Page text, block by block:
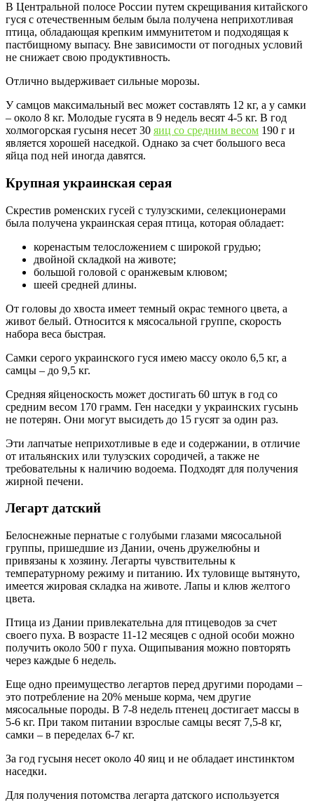
В Центральной полосе России путем скрещивания китайского
гуся с отечественным белым была получена неприхотливая
птица, обладающая крепким иммунитетом и подходящая к
пастбищному выпасу. Вне зависимости от погодных условий
не снижает свою продуктивность.
Отлично выдерживает сильные морозы.
У самцов максимальный вес может составлять 12 кг, а у самки
– около 8 кг. Молодые гусята в 9 недель весят 4-5 кг. В год
холмогорская гусыня несет 30 яиц со средним весом 190 г и
является хорошей наседкой. Однако за счет большого веса
яйца под ней иногда давятся.
Крупная украинская серая
Скрестив роменских гусей с тулузскими, селекционерами
была получена украинская серая птица, которая обладает:
коренастым телосложением с широкой грудью;
двойной складкой на животе;
большой головой с оранжевым клювом;
шеей средней длины.
От головы до хвоста имеет темный окрас темного цвета, а
живот белый. Относится к мясосальной группе, скорость
набора веса быстрая.
Самки серого украинского гуся имею массу около 6,5 кг, а
самцы – до 9,5 кг.
Средняя яйценоскость может достигать 60 штук в год со
средним весом 170 грамм. Ген наседки у украинских гусынь
не потерян. Они могут высидеть до 15 гусят за один раз.
Эти лапчатые неприхотливые в еде и содержании, в отличие
от итальянских или тулузских сородичей, а также не
требовательны к наличию водоема. Подходят для получения
жирной печени.
Легарт датский
Белоснежные пернатые с голубыми глазами мясосальной
группы, пришедшие из Дании, очень дружелюбны и
привязаны к хозяину. Легарты чувствительны к
температурному режиму и питанию. Их туловище вытянуто,
имеется жировая складка на животе. Лапы и клюв желтого
цвета.
Птица из Дании привлекательна для птицеводов за счет
своего пуха. В возрасте 11-12 месяцев с одной особи можно
получить около 500 г пуха. Ощипывания можно повторять
через каждые 6 недель.
Еще одно преимущество легартов перед другими породами –
это потребление на 20% меньше корма, чем другие
мясосальные породы. В 7-8 недель птенец достигает массы в
5-6 кг. При таком питании взрослые самцы весят 7,5-8 кг,
самки – в переделах 6-7 кг.
За год гусыня несет около 40 яиц и не обладает инстинктом
наседки.
Для получения потомства легарта датского используется